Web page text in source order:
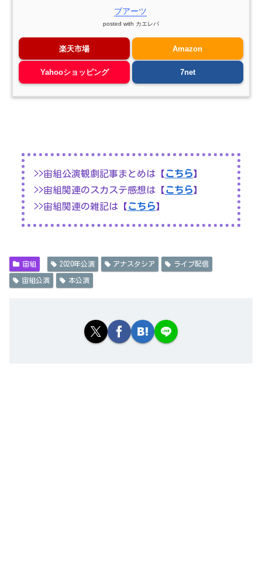
ブアーツ
posted with カエレバ
楽天市場 Amazon
Yahooショッピング 7net
>>宙組公演観劇記事まとめは【 こちら】
>>宙組関連のスカステ感想は【 こちら】
>>宙組関連の雑記は【 こちら】
宙組 2020年公演 アナスタシア ライブ配信
宙組公演 本公演